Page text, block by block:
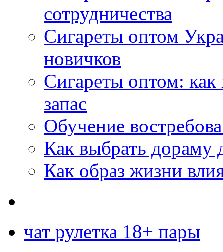
сотрудничества
Сигареты оптом
новичков
Сигареты оптом:
запас
Обучение
Как выбрать дораму
Как образ жизни
чат рулетка 18+ пары